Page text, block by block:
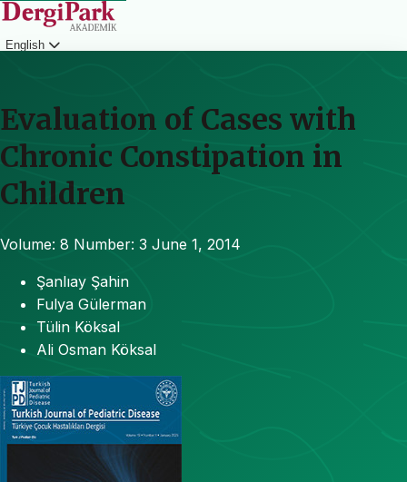
English
Evaluation of Cases with
Chronic Constipation in
Children
Volume: 8 Number: 3 June 1, 2014
Şanlıay Şahin
Fulya Gülerman
Tülin Köksal
Ali Osman Köksal